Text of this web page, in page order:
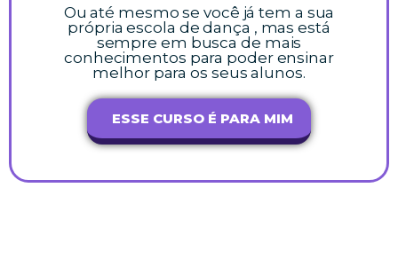
Ou até mesmo se você já tem a sua
própria escola de dança , mas está
sempre em busca de mais
conhecimentos para poder ensinar
melhor para os seus alunos.
ESSE CURSO É PARA MIM